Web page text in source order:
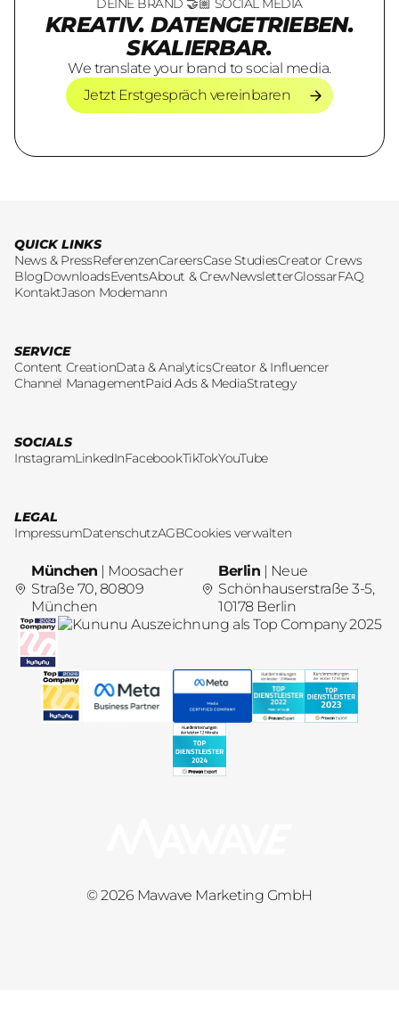
DEINE BRAND 🤝🏼 SOCIAL MEDIA
KREATIV. DATENGETRIEBEN.
SKALIERBAR.
We translate your brand to social media.
Jetzt Erstgespräch vereinbaren
Jetzt Erstgespräch vereinbaren
QUICK LINKS
News & PressReferenzenCareersCase StudiesCreator Crews
BlogDownloadsEventsAbout & CrewNewsletterGlossarFAQ
KontaktJason Modemann
SERVICE
Content CreationData & AnalyticsCreator & Influencer
Channel ManagementPaid Ads & MediaStrategy
SOCIALS
InstagramLinkedInFacebookTikTokYouTube
LEGAL
ImpressumDatenschutzAGBCookies verwalten
München | Moosacher
Straße 70, 80809
München
Berlin | Neue
Schönhauserstraße 3-5,
10178 Berlin
© 2026 Mawave Marketing GmbH